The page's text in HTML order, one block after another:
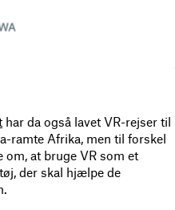
har da også lavet VR-rejser til
ramte Afrika, men til forskel
om, at bruge VR som et
der skal hjælpe de